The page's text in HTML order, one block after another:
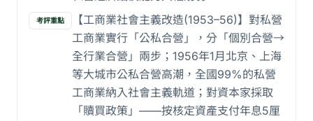
考評重點
【工商業社會主義改造(1953–56)】對私營
工商業實行「公私合營」，分「個別合營→
全行業合營」兩步；1956年1月北京、上海
等大城市公私合營高潮，全國99%的私營
工商業納入社會主義軌道；對資本家採取
「贖買政策」——按核定資產支付年息5厘